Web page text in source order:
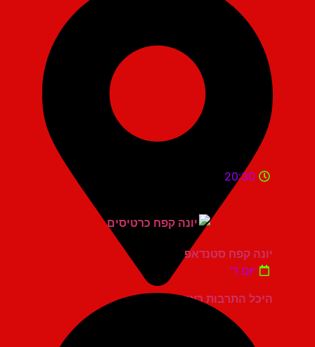
היכל התרבות ראשון לציון
20:30
יונה קפח סטנדאפ
יום ד'